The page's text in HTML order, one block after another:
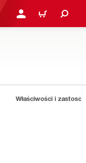
ZALOGUJ SIĘ LUB
KOSZYK
Właściwości i